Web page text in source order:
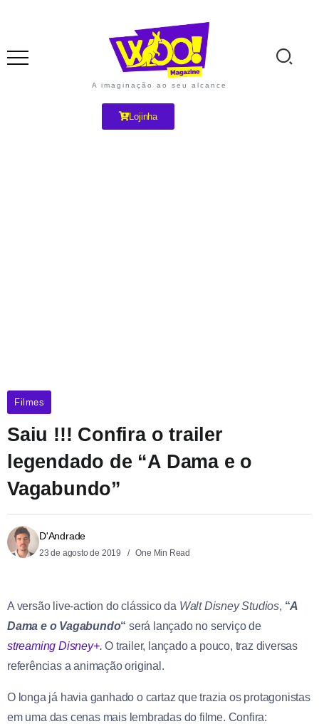
A imaginação ao seu alcance
Lojinha
Filmes
Saiu !!! Confira o trailer
legendado de “A Dama e o
Vagabundo”
D'Andrade
23 de agosto de 2019 One Min Read
A versão live-action do clássico da Walt Disney Studios, “A
Dama e o Vagabundo“ será lançado no serviço de
streaming Disney+. O trailer, lançado a pouco, traz diversas
referências a animação original.
O longa já havia ganhado o cartaz que trazia os protagonistas
em uma das cenas mais lembradas do filme. Confira: